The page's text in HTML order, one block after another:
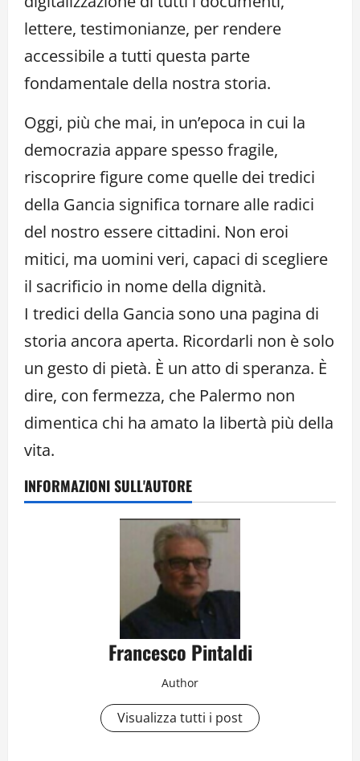
lettere, testimonianze, per rendere
accessibile a tutti questa parte
fondamentale della nostra storia.
Oggi, più che mai, in un’epoca in cui la
democrazia appare spesso fragile,
riscoprire figure come quelle dei tredici
della Gancia significa tornare alle radici
del nostro essere cittadini. Non eroi
mitici, ma uomini veri, capaci di scegliere
il sacrificio in nome della dignità.
I tredici della Gancia sono una pagina di
storia ancora aperta. Ricordarli non è solo
un gesto di pietà. È un atto di speranza. È
dire, con fermezza, che Palermo non
dimentica chi ha amato la libertà più della
vita.
INFORMAZIONI SULL'AUTORE
Francesco Pintaldi
Author
Visualizza tutti i post